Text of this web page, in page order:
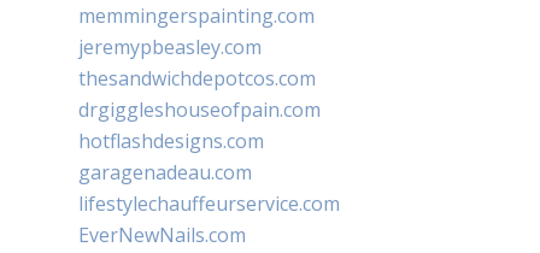
memmingerspainting.com
jeremypbeasley.com
thesandwichdepotcos.com
drgiggleshouseofpain.com
hotflashdesigns.com
garagenadeau.com
lifestylechauffeurservice.com
EverNewNails.com